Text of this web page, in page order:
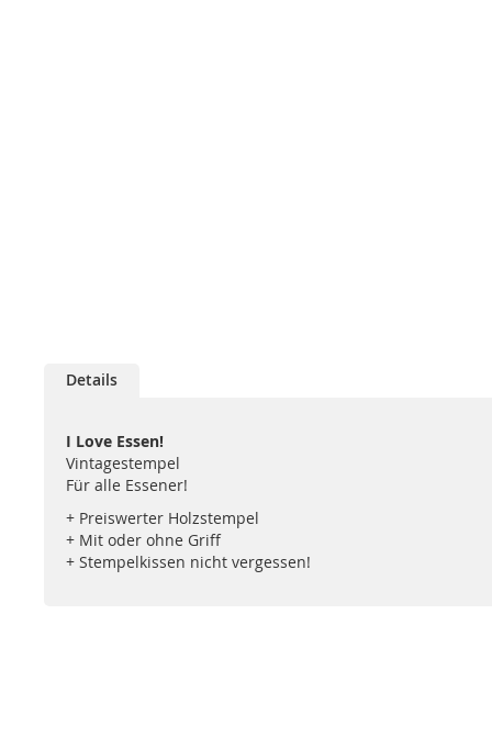
Details
I Love Essen!
Vintagestempel
Für alle Essener!
+ Preiswerter Holzstempel
+ Mit oder ohne Griff
+ Stempelkissen nicht vergessen!